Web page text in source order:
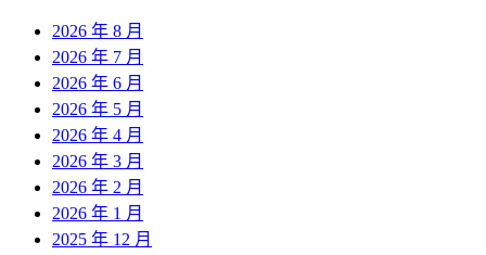
2026 年 8 月
2026 年 7 月
2026 年 6 月
2026 年 5 月
2026 年 4 月
2026 年 3 月
2026 年 2 月
2026 年 1 月
2025 年 12 月